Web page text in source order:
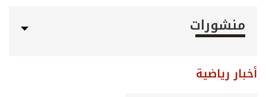
منشورات
أخبار رياضية